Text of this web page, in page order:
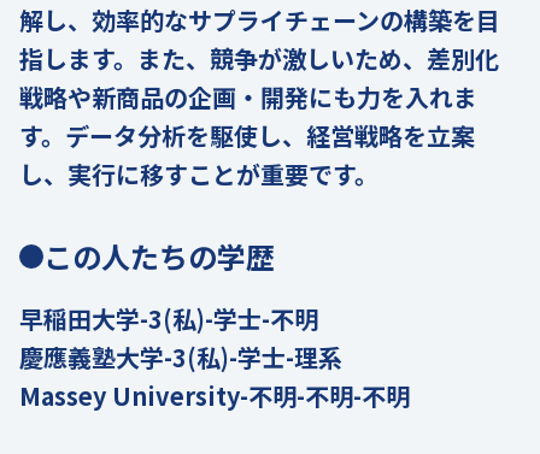
解し、効率的なサプライチェーンの構築を目
指します。また、競争が激しいため、差別化
戦略や新商品の企画・開発にも力を入れま
す。データ分析を駆使し、経営戦略を立案
し、実行に移すことが重要です。
この人たちの学歴
早稲田大学-3(私)-学士-不明
慶應義塾大学-3(私)-学士-理系
Massey University-不明-不明-不明